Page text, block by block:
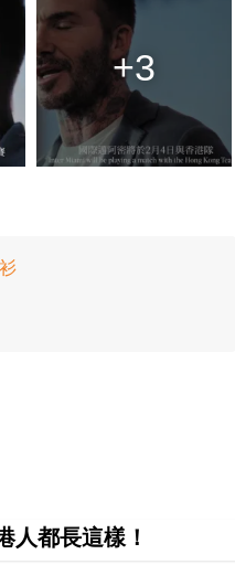
+3
人都長這樣！